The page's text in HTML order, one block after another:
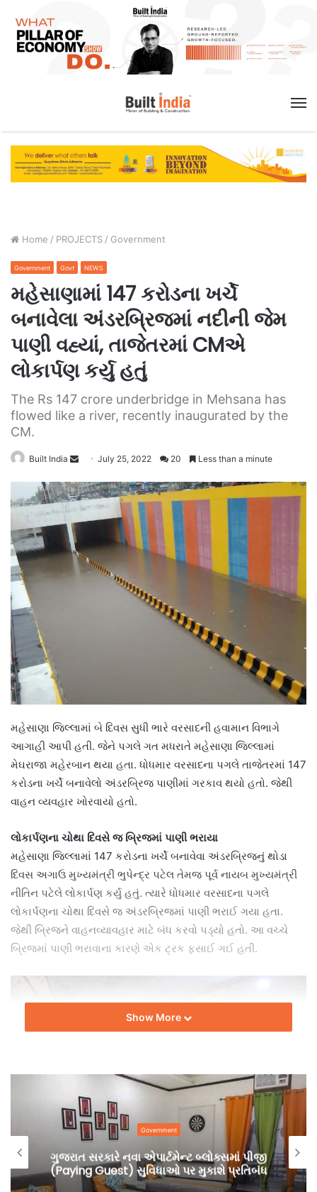
Home / PROJECTS / Government
Government Govt NEWS
મહેસાણામાં 147 કરોડના ખર્ચે
બનાવેલા અંડરબ્રિજમાં નદીની જેમ
પાણી વહ્યાં, તાજેતરમાં CMએ
લોકાર્પણ કર્યુ હતું
The Rs 147 crore underbridge in Mehsana has
flowed like a river, recently inaugurated by the
CM.
Built India
Send
email
July 25, 2022 20 Less than a minute
મહેસાણા જિલ્લામાં બે દિવસ સુધી ભારે વરસાદની હવામાન વિભાગે
આગાહી આપી હતી. જેને પગલે ગત મધરાતે મહેસાણા જિલ્લામાં
મેઘરાજા મહેરબાન થયા હતા. ધોધમાર વરસાદના પગલે તાજેતરમાં 147
કરોડના ખર્ચે બનાવેલો અંડરબ્રિજ પાણીમાં ગરકાવ થયો હતો. જેથી
વાહન વ્યવહાર ખોરવાયો હતો.
લોકાર્પણના ચોથા દિવસે જ બ્રિજમાં પાણી ભરાયા
મહેસાણા જિલ્લામાં 147 કરોડના ખર્ચે બનાવેવા અંડરબ્રિજનું થોડા
દિવસ અગાઉ મુખ્યમંત્રી ભુપેન્દ્ર પટેલ તેમજ પૂર્વ નાયબ મુખ્યમંત્રી
નીતિન પટેલે લોકાર્પણ કર્યુ હતું. ત્યારે ધોધમાર વરસાદના પગલે
લોકાર્પણના ચોથા દિવસે જ અંડરબ્રિજમાં પાણી ભરાઈ ગયા હતા.
જેથી બ્રિજને વાહનવ્યાવહાર માટે બંધ કરવો પડ્યો હતો. આ વચ્ચે
બ્રિજમાં પાણી ભરાવાના કારણે એક ટ્રક ફસાઈ ગઈ હતી.
Show More
Government
ગુજરાત સરકારે નવા એપાર્ટમેન્ટ બ્લોક્સમાં પીજી
(Paying Guest) સુવિધાઓ પર મુકાશે પ્રતિબંધ